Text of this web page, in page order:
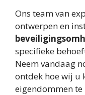
Ons team van
ontwerpen en
specifieke
Neem vandaag
ontdek hoe wij u
eigendommen te